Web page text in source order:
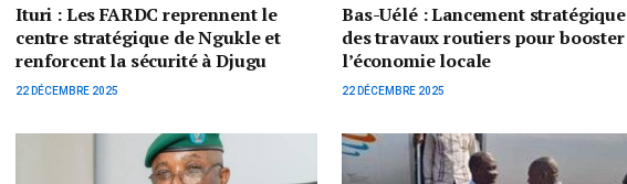
Ituri : Les FARDC reprennent le
centre stratégique de Ngukle et
renforcent la sécurité à Djugu
22 DÉCEMBRE 2025
Bas-Uélé : Lancement stratégique
des travaux routiers pour booster
l’économie locale
22 DÉCEMBRE 2025